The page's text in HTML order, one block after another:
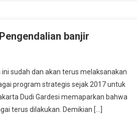
banjir
sudah dan akan terus melaksanakan
program strategis sejak 2017 untuk
Dudi Gardesi memaparkan bahwa
terus dilakukan. Demikian […]